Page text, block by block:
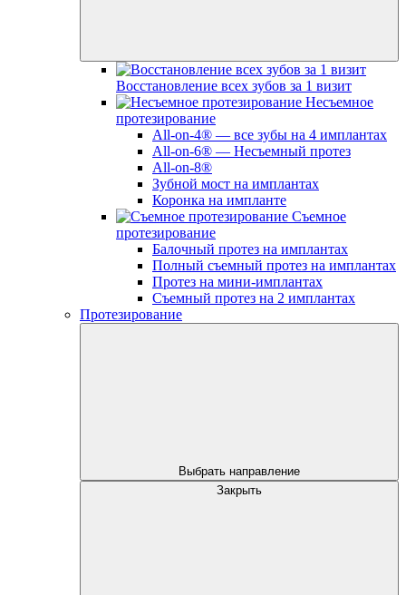
Восстановление всех зубов за 1 визит
Несъемное
протезирование
All-on-4® — все зубы на 4 имплантах
All-on-6® — Несъемный протез
All-on-8®
Зубной мост на имплантах
Коронка на импланте
Съемное
протезирование
Балочный протез на имплантах
Полный съемный протез на имплантах
Протез на мини-имплантах
Съемный протез на 2 имплантах
Протезирование
Выбрать направление
Закрыть